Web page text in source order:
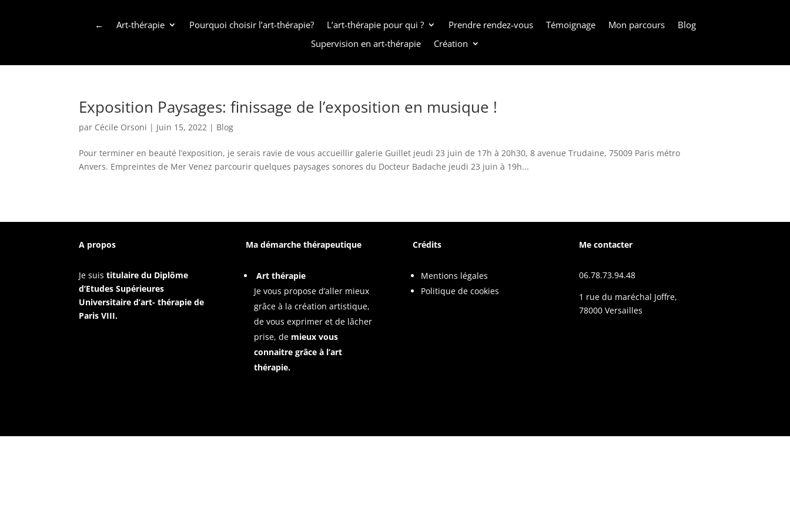
← Art-thérapie Pourquoi choisir l’art-thérapie? L’art-thérapie pour qui ? Prendre rendez-vous Témoignage Mon parcours
Blog
Supervision en art-thérapie
Création
Exposition Paysages: finissage de l’exposition en musique !
par Cécile Orsoni | Juin 15, 2022 | Blog
Pour terminer en beauté l’exposition, je serais ravie de vous accueillir galerie Guillet jeudi 23 juin de 17h à 20h30, 8 avenue Trudaine, 75009 Paris métro
Anvers. Empreintes de Mer Venez parcourir quelques paysages sonores du Docteur Badache jeudi 23 juin à 19h...
A propos
Je suistitulaire du Diplôme
d’Etudes Supérieures
Universitaire d’art- thérapie de
Paris VIII.
Ma démarche thérapeutique
Art thérapie
Je vous propose d’aller mieux
grâce à la création artistique,
de vous exprimer et de lâcher
prise, de mieux vous
connaitre grâce à l’art
thérapie.
Crédits
Mentions légales
Politique de cookies
Me contacter
06.78.73.94.48
1 rue du maréchal Joffre,
78000 Versailles